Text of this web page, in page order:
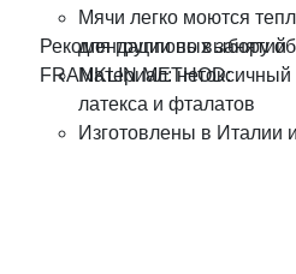
Мячи легко моются
для групповых занятий
Материал:
латекса и фталатов
Изготовлены в Италии
Рекомендации по выбору
FRANKLIN METHOD: